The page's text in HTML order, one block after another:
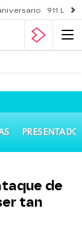
911
de
tan